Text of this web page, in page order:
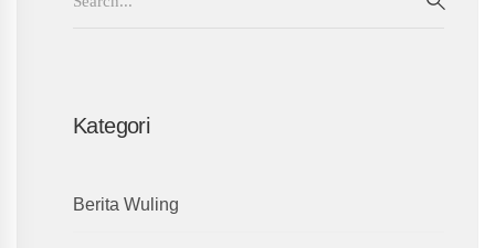
for:
Kategori
Berita Wuling